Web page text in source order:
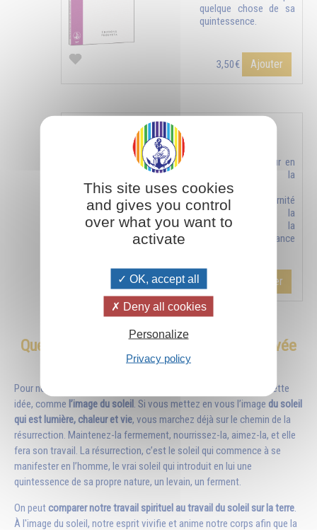
quelque chose de sa
quintessence.
3,50€ Ajouter
SEUL UN HAUT IDEAL APPORTE LA PLENITUDE
Trouver le bonheur en
recherchant la
perfection,
l’immensité, l’éternité
et obtenir la
connaissance, la
richesse, la puissance
Ajouter
Quelle image peut nourrir cette idée élevée
?
Pour nous aider, cela peut être aussi une image qui concrétise cette
idée, comme l’image du soleil . Si vous mettez en vous l’image du soleil
qui est lumière, chaleur et vie, vous marchez déjà sur le chemin de la
résurrection. Maintenez-la fermement, nourrissez-la, aimez-la, et elle
fera son travail. La résurrection, c’est le soleil qui commence à se
manifester en l’homme, le vrai soleil qui introduit en lui une
quintessence de sa propre nature, un levain, un ferment.
On peutcomparer notre travail spirituel au travail du soleil sur la terre.
À l'image du soleil, notre esprit vivifie et anime notre corps afin que la
This site uses cookies
and gives you control
over what you want to
activate
OK, accept all
Deny all cookies
Personalize
Privacy policy